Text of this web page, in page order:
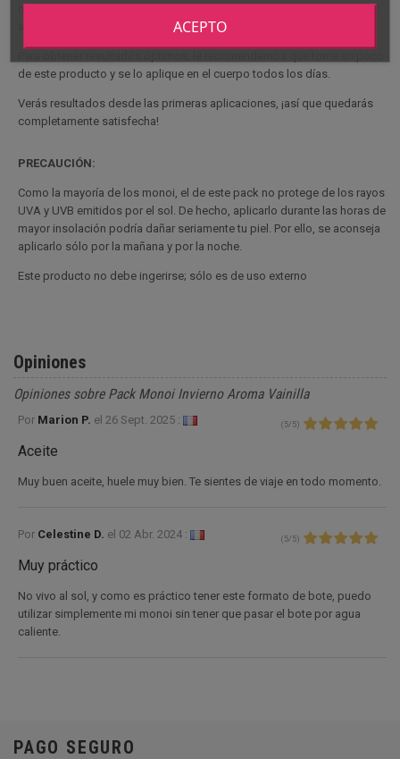
ACEPTO
minutos (este tiempo puede variar si tiene el cabello sensible). Aclarar
de este producto y se lo aplique en el cuerpo todos los días.
Verás resultados desde las primeras aplicaciones, ¡así que quedarás
completamente satisfecha!
PRECAUCIÓN:
Como la mayoría de los monoi, el de este pack no protege de los rayos
UVA y UVB emitidos por el sol. De hecho, aplicarlo durante las horas de
mayor insolación podría dañar seriamente tu piel. Por ello, se aconseja
aplicarlo sólo por la mañana y por la noche.
Este producto no debe ingerirse; sólo es de uso externo
Opiniones
Opiniones sobre Pack Monoi Invierno Aroma Vainilla
Por Marion P. el 26 Sept. 2025 : ( 5/ 5)
Aceite
Muy buen aceite, huele muy bien. Te sientes de viaje en todo momento.
Por Celestine D. el 02 Abr. 2024 : ( 5/ 5)
Muy práctico
No vivo al sol, y como es práctico tener este formato de bote, puedo
utilizar simplemente mi monoi sin tener que pasar el bote por agua
caliente.
PAGO SEGURO